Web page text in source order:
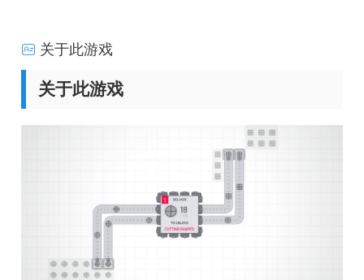
关于此游戏
关于此游戏